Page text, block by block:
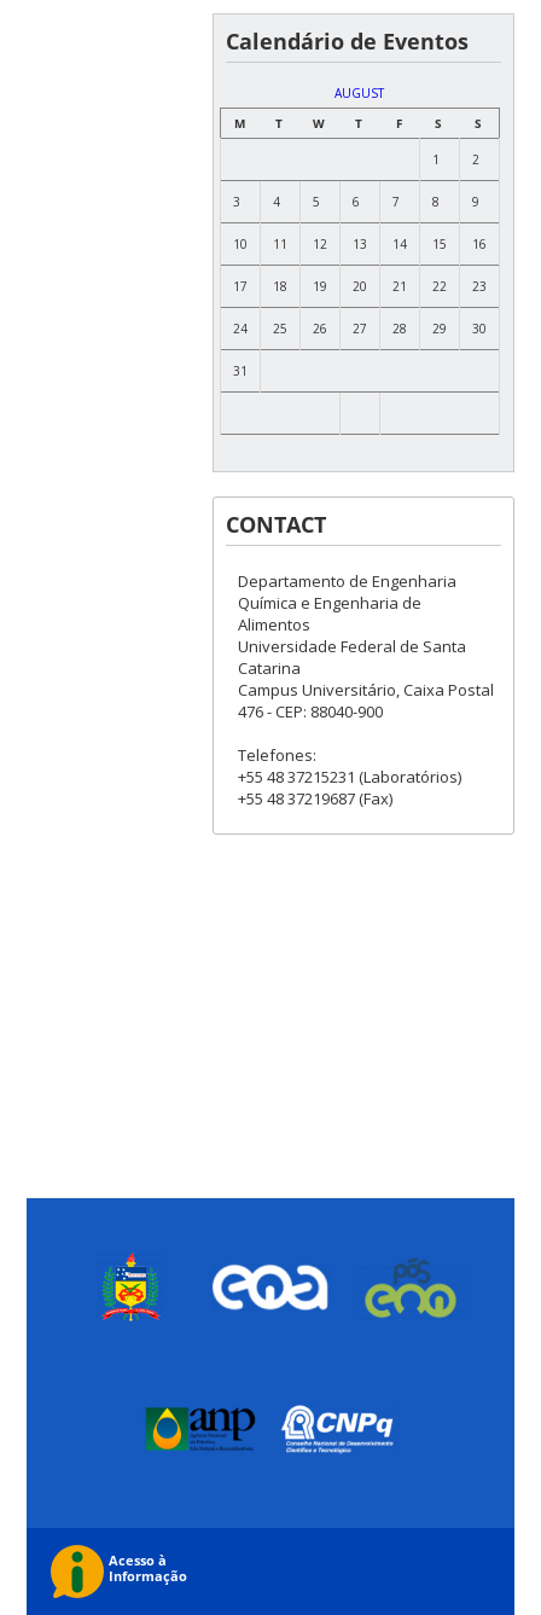
Calendário de Eventos
AUGUST
M
T W T F S S
1 2
3 4 5 6 7 8 9
10 11 12 13 14 15 16
17 18 19 20 21 22 23
24 25 26 27 28 29 30
31
CONTACT
Departamento de Engenharia
Química e Engenharia de
Alimentos
Universidade Federal de Santa
Catarina
Campus Universitário, Caixa Postal
476 - CEP: 88040-900
Telefones:
+55 48 37215231 (Laboratórios)
+55 48 37219687 (Fax)